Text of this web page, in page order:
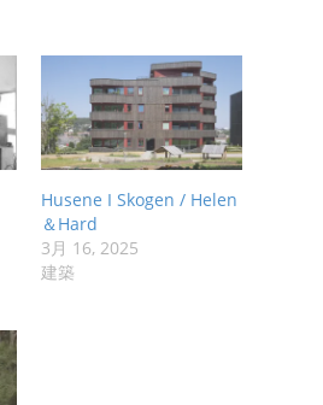
Husene I Skogen / Helen
＆Hard
3月 16, 2025
建築